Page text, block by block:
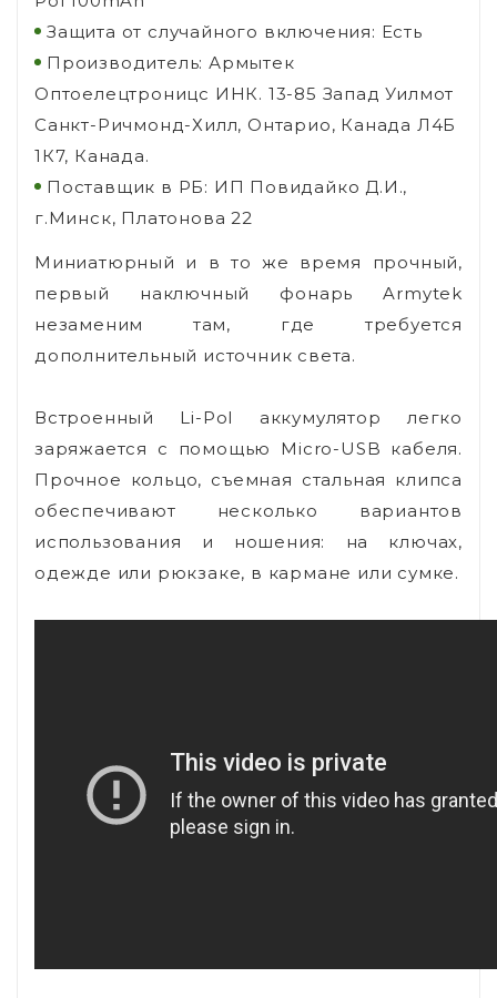
Защита от случайного включения: Есть
Производитель: Армытек
Оптоелецтроницс ИНК. 13-85 Запад Уилмот
Санкт-Ричмонд-Хилл, Онтарио, Канада Л4Б
1К7, Канада.
Поставщик в РБ: ИП Повидайко Д.И.,
г.Минск, Платонова 22
Миниатюрный и в то же время прочный,
первый наключный фонарь Armytek
незаменим там, где требуется
дополнительный источник света.
Встроенный Li-Pol аккумулятор легко
заряжается с помощью Micro-USB кабеля.
Прочное кольцо, съемная стальная клипса
обеспечивают несколько вариантов
использования и ношения: на ключах,
одежде или рюкзаке, в кармане или сумке.